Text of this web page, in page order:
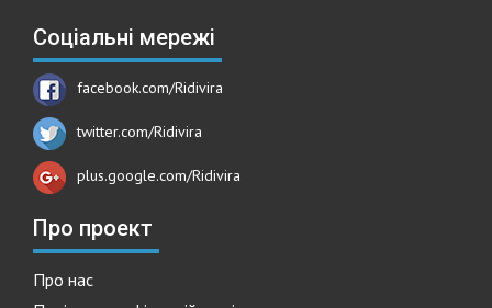
Соціальні мережі
facebook.com/Ridivira
twitter.com/Ridivira
plus.google.com/Ridivira
Про проект
Про нас